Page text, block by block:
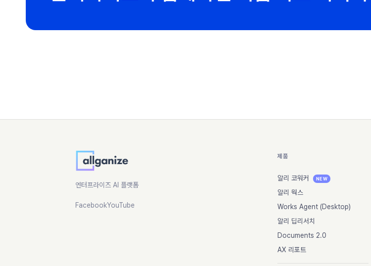
엔터프라이즈 AI 플랫폼
FacebookYouTube
제품
알리 코워커 NEW
알리 웍스
Works Agent (Desktop)
알리 딥리서치
Documents 2.0
AX 리포트